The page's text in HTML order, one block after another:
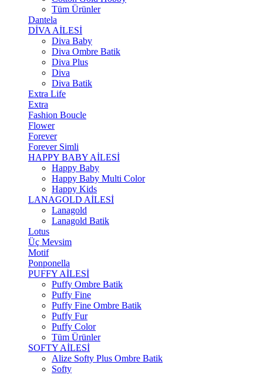
Tüm Ürünler
Dantela
DİVA AİLESİ
Diva Baby
Diva Ombre Batik
Diva Plus
Diva
Diva Batik
Extra Life
Extra
Fashion Boucle
Flower
Forever
Forever Simli
HAPPY BABY AİLESİ
Happy Baby
Happy Baby Multi Color
Happy Kids
LANAGOLD AİLESİ
Lanagold
Lanagold Batik
Lotus
Üç Mevsim
Motif
Ponponella
PUFFY AİLESİ
Puffy Ombre Batik
Puffy Fine
Puffy Fine Ombre Batik
Puffy Fur
Puffy Color
Tüm Ürünler
SOFTY AİLESİ
Alize Softy Plus Ombre Batik
Softy